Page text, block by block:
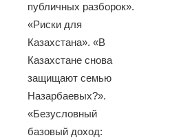
публичных разборок».
«Риски для
Казахстана». «В
Казахстане снова
защищают семью
Назарбаевых?».
«Безусловный
базовый доход: